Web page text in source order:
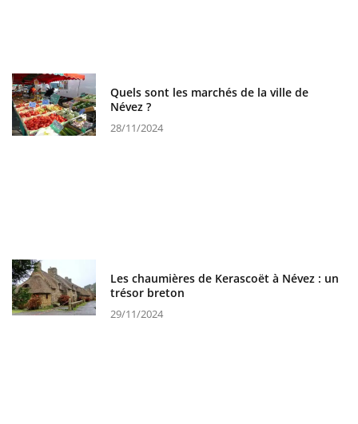
Quels sont les marchés de la ville de
Névez ?
28/11/2024
Les chaumières de Kerascoët à Névez : un
trésor breton
29/11/2024